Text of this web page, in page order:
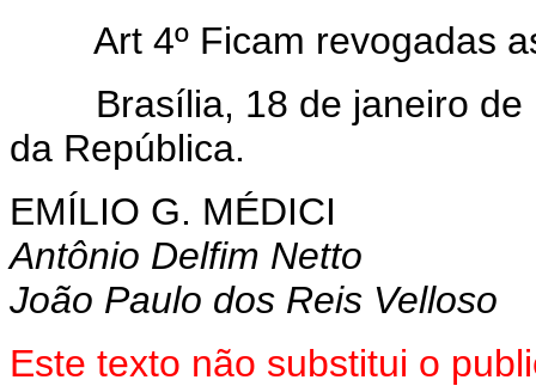
Art 4º Ficam revogadas
Brasília, 18 de janeiro de
da República.
EMÍLIO G. MÉDICI
Antônio Delfim Netto
João Paulo dos Reis Velloso
Este texto não substitui o